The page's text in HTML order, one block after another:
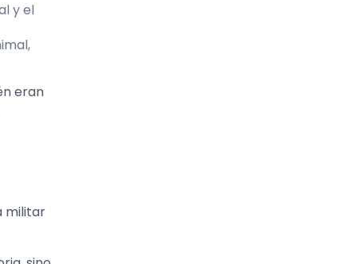
y el
eran
militar